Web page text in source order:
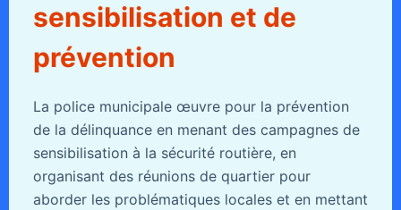
sensibilisation et de
prévention
La police municipale œuvre pour la prévention
de la délinquance en menant des campagnes de
sensibilisation à la sécurité routière, en
organisant des réunions de quartier pour
aborder les problématiques locales et en mettant